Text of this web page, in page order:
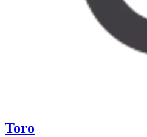
Toro